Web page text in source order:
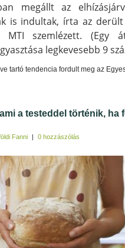
megállt az
is indultak, írta az
szemlézett. (Egy
legkevesebb 9
tartó tendencia fordult meg az
a testeddel történik, ha
Fanni | 0 hozzászólás